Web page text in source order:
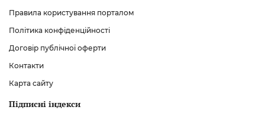
Правила користування порталом
Політика конфіденційності
Договір публічної оферти
Контакти
Карта сайту
Підписні індекси